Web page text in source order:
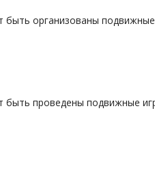
организованы
проведены подвижные